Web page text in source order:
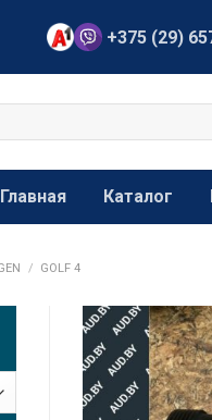
+375 (29)
Главная Каталог
/ GOLF 4